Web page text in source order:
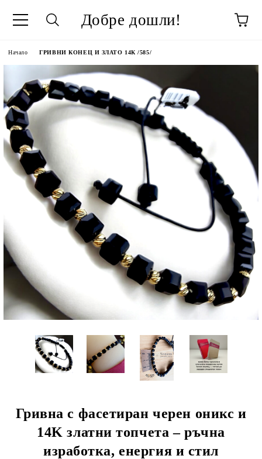
Добре дошли!
Начало ГРИВНИ КОНЕЦ И ЗЛАТО 14К /585/
Гривна с фасетиран черен оникс и
14K златни топчета – ръчна
изработка, енергия и стил